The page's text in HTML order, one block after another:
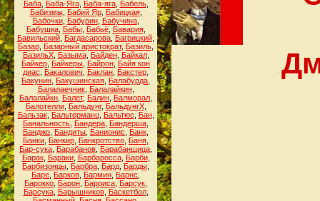
Баба, Баба-Яга, Баба-яга, Бабель,
Бабизмы, Бабий Яр, Бабицкая,
Бабочки, Бабурин, Бабучина,
Бабушка, Бабы, Бабьё, Бавария,
Бавильский Багдасарова Багрицкий
Базар Базарный аристократ, Базиль
БазильХ, Базыма, Байден, Байкал,
Байкер Байкеры Байрон Байя кон
диас
Бакалович Баклан Бакстер
Бакунин Бакушинская Балабурда
Балалаечник, Балалайкин,
Балалайкн Балет, Балин Балморал
Балотелли, Бальдунг, БальдунгХ,
Бальзак, Бальтерманц, Бальтюс Бан,
Банальность Бандера Бандерша
Банджо Бандиты Банионис Банк
Банки Банкир Банкротство Баня
Бар-сука Барабанов Барабанщица
Барак, Бараки, Барбаросса, Барби,
Барбизонцы Барбра Бард Барды
Баре Барков Бармин Барнс
Барокко Барон Барриса Барсук
Барсука, Барышников, Баскетбол,